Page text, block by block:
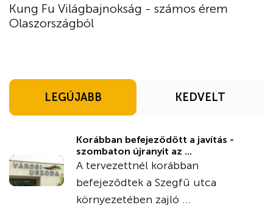
Kung Fu Világbajnokság - számos érem
Olaszországból
LEGÚJABB KEDVELT
Korábban befejeződött a javítás -
szombaton újranyit az ...
A tervezettnél korábban
befejeződtek a Szegfű utca
környezetében zajló ...